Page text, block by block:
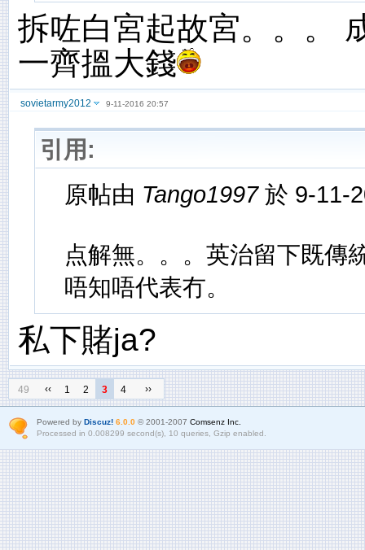
拆咗白宮起故宮。。。
一齊搵大錢
sovietarmy2012 9-11-2016 20:57
引用:
原帖由 Tango1997於 9-11-
点解無。。。英治留下既傳
唔知唔代表冇。
私下賭ja?
49 ‹‹ 1 2 3 4 ››
Powered by Discuz! 6.0.0© 2001-2007 Comsenz Inc.
Processed in 0.008299 second(s), 10 queries, Gzip enabled.